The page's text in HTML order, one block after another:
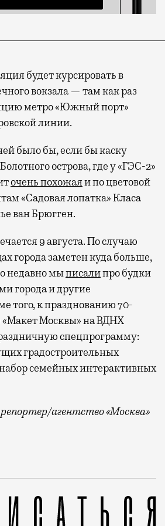
будет курсировать в
вокзала — там как раз
метро «Южный порт»
линии.
было бы, если бы каску
острова, где у «ГЭС-2»
очень похожаяи по цветовой
«Садовая лопатка» Класа
ван Брюгген.
9 августа. По случаю
города заметен куда больше,
недавно мыписалипро будки
города и другие
того, к празднованию 70-
«Макет Москвы» на ВДНХ
спецпрограмму:
градостроительных
семейных интерактивных
агентство «Москва»
цветах департамента